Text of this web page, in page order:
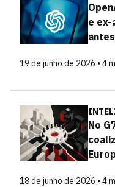
e ex-
19 de junho de 2026 • 4
No
18 de junho de 2026 • 4